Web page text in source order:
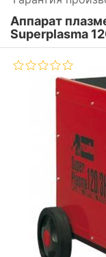
Аппарат
Superplasma